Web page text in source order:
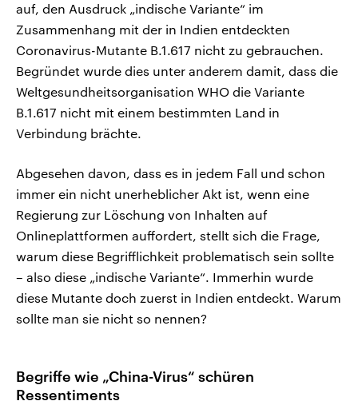
auf, den Ausdruck „indische Variante“ im
Zusammenhang mit der in Indien entdeckten
Coronavirus-Mutante B.1.617 nicht zu gebrauchen.
Begründet wurde dies unter anderem damit, dass die
Weltgesundheitsorganisation WHO die Variante
B.1.617 nicht mit einem bestimmten Land in
Verbindung brächte.
Abgesehen davon, dass es in jedem Fall und schon
immer ein nicht unerheblicher Akt ist, wenn eine
Regierung zur Löschung von Inhalten auf
Onlineplattformen auffordert, stellt sich die Frage,
warum diese Begrifflichkeit problematisch sein sollte
– also diese „indische Variante“. Immerhin wurde
diese Mutante doch zuerst in Indien entdeckt. Warum
sollte man sie nicht so nennen?
Begriffe wie „China-Virus“ schüren
Ressentiments